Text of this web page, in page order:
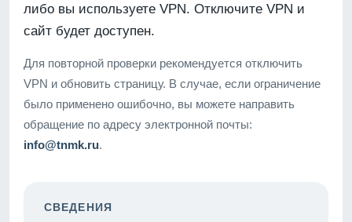
либо вы используете VPN. Отключите VPN и
сайт будет доступен.
Для повторной проверки рекомендуется отключить
VPN и обновить страницу. В случае, если ограничение
было применено ошибочно, вы можете направить
обращение по адресу электронной почты:
info@tnmk.ru.
СВЕДЕНИЯ